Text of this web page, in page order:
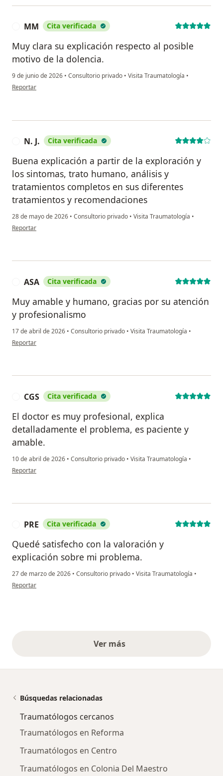
MM Cita verificada
Muy clara su explicación respecto al posible
motivo de la dolencia.
9 de junio de 2026 • Consultorio privado • Visita Traumatología •
en opinión del usuario MM
Reportar
N. J. Cita verificada
Buena explicación a partir de la exploración y
los sintomas, trato humano, análisis y
tratamientos completos en sus diferentes
tratamientos y recomendaciones
28 de mayo de 2026 • Consultorio privado • Visita Traumatología •
en opinión del usuario N. J.
Reportar
ASA Cita verificada
Muy amable y humano, gracias por su atención
y profesionalismo
17 de abril de 2026 • Consultorio privado • Visita Traumatología •
en opinión del usuario ASA
Reportar
CGS Cita verificada
El doctor es muy profesional, explica
detalladamente el problema, es paciente y
amable.
10 de abril de 2026 • Consultorio privado • Visita Traumatología •
en opinión del usuario CGS
Reportar
PRE Cita verificada
Quedé satisfecho con la valoración y
explicación sobre mi problema.
27 de marzo de 2026 • Consultorio privado • Visita Traumatología •
en opinión del usuario PRE
Reportar
Ver másopiniones anteriores
Búsquedas relacionadas
Traumatólogos cercanos
Traumatólogos en Reforma
Traumatólogos en Centro
Traumatólogos en Colonia Del Maestro